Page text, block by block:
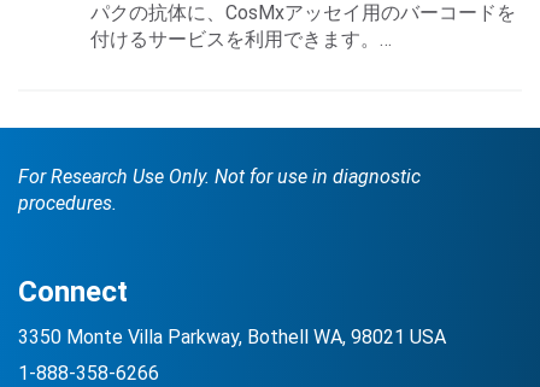
パクの抗体に、CosMxアッセイ用のバーコードを
付けるサービスを利用できます。…
For Research Use Only. Not for use in diagnostic
procedures.
Connect
3350 Monte Villa Parkway, Bothell WA, 98021 USA
1-888-358-6266